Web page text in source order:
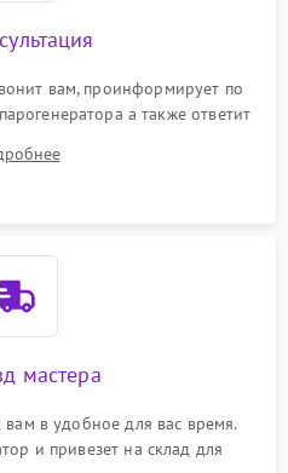
вам, проинформирует по
а также ответит
мастера
в удобное для вас время.
и привезет на склад для